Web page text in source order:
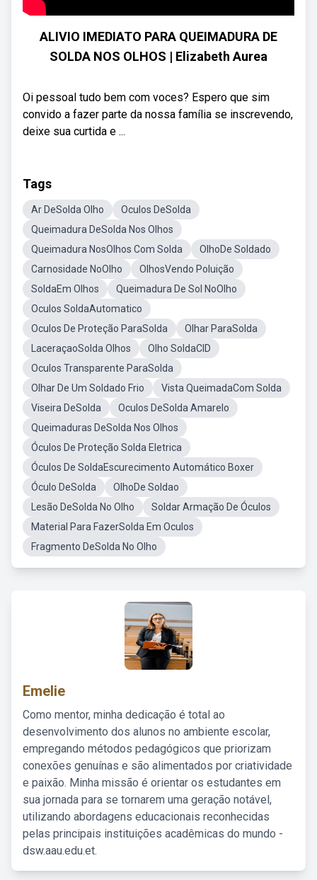
ALIVIO IMEDIATO PARA QUEIMADURA DE
SOLDA NOS OLHOS | Elizabeth Aurea
Oi pessoal tudo bem com voces? Espero que sim
convido a fazer parte da nossa família se inscrevendo,
deixe sua curtida e ...
Tags
Ar DeSolda Olho
Oculos DeSolda
Queimadura DeSolda Nos Olhos
Queimadura NosOlhos Com Solda
OlhoDe Soldado
Carnosidade NoOlho
OlhosVendo Poluição
SoldaEm Olhos
Queimadura De Sol NoOlho
Oculos SoldaAutomatico
Oculos De Proteção ParaSolda
Olhar ParaSolda
LaceraçaoSolda Olhos
Olho SoldaCID
Oculos Transparente ParaSolda
Olhar De Um Soldado Frio
Vista QueimadaCom Solda
Viseira DeSolda
Oculos DeSolda Amarelo
Queimaduras DeSolda Nos Olhos
Óculos De Proteção Solda Eletrica
Óculos De SoldaEscurecimento Automático Boxer
Óculo DeSolda
OlhoDe Soldao
Lesão DeSolda No Olho
Soldar Armação De Óculos
Material Para FazerSolda Em Oculos
Fragmento DeSolda No Olho
Emelie
Como mentor, minha dedicação é total ao
desenvolvimento dos alunos no ambiente escolar,
empregando métodos pedagógicos que priorizam
conexões genuínas e são alimentados por criatividade
e paixão. Minha missão é orientar os estudantes em
sua jornada para se tornarem uma geração notável,
utilizando abordagens educacionais reconhecidas
pelas principais instituições acadêmicas do mundo -
dsw.aau.edu.et.